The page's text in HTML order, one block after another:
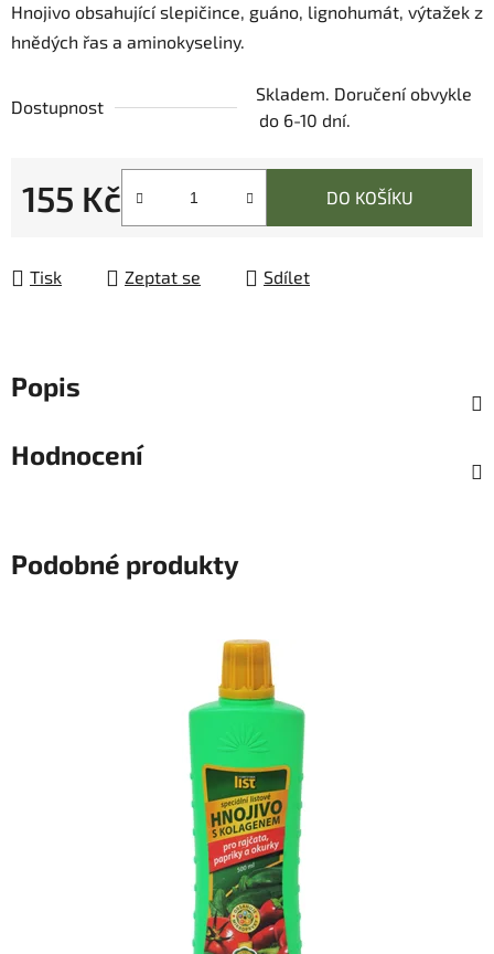
Hnojivo obsahující slepičince, guáno, lignohumát, výtažek z
hnědých řas a aminokyseliny.
Dostupnost
Skladem. Doručení obvykle
do 6-10 dní.
155 Kč DO KOŠÍKU
Tisk Zeptat se Sdílet
Popis
Hodnocení
Podobné produkty